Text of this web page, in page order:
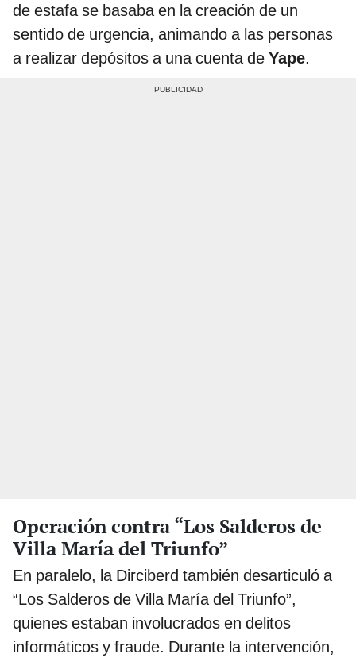
de estafa se basaba en la creación de un
sentido de urgencia, animando a las personas
a realizar depósitos a una cuenta de Yape.
Operación contra “Los Salderos de
Villa María del Triunfo”
En paralelo, la Dirciberd también desarticuló a
“Los Salderos de Villa María del Triunfo”,
quienes estaban involucrados en delitos
informáticos y fraude. Durante la intervención,